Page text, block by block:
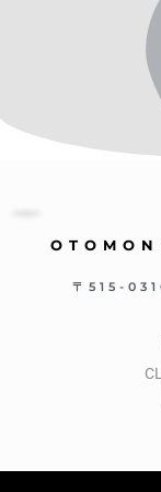
〒515-